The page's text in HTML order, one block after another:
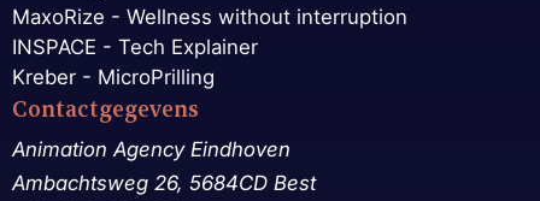
MaxoRize - Wellness without interruption
INSPACE - Tech Explainer
Kreber - MicroPrilling
Contactgegevens
Animation Agency Eindhoven
Ambachtsweg 26, 5684CD Best